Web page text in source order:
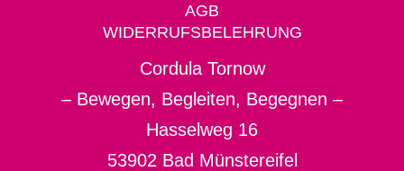
AGB
WIDERRUFSBELEHRUNG
Cordula Tornow
– Bewegen, Begleiten, Begegnen –
Hasselweg 16
53902 Bad Münstereifel